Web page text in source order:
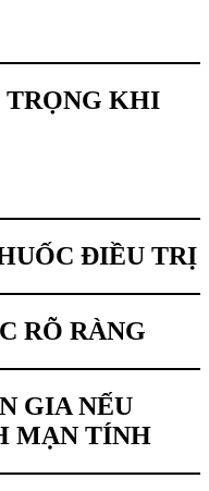
TRỌNG KHI
ĐIỀU TRỊ
RÕ RÀNG
GIA NẾU
MẠN TÍNH